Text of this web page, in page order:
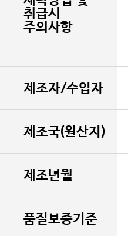
취급시
주의사항
제조자/수입자
제조국(원산지)
제조년월
품질보증기준